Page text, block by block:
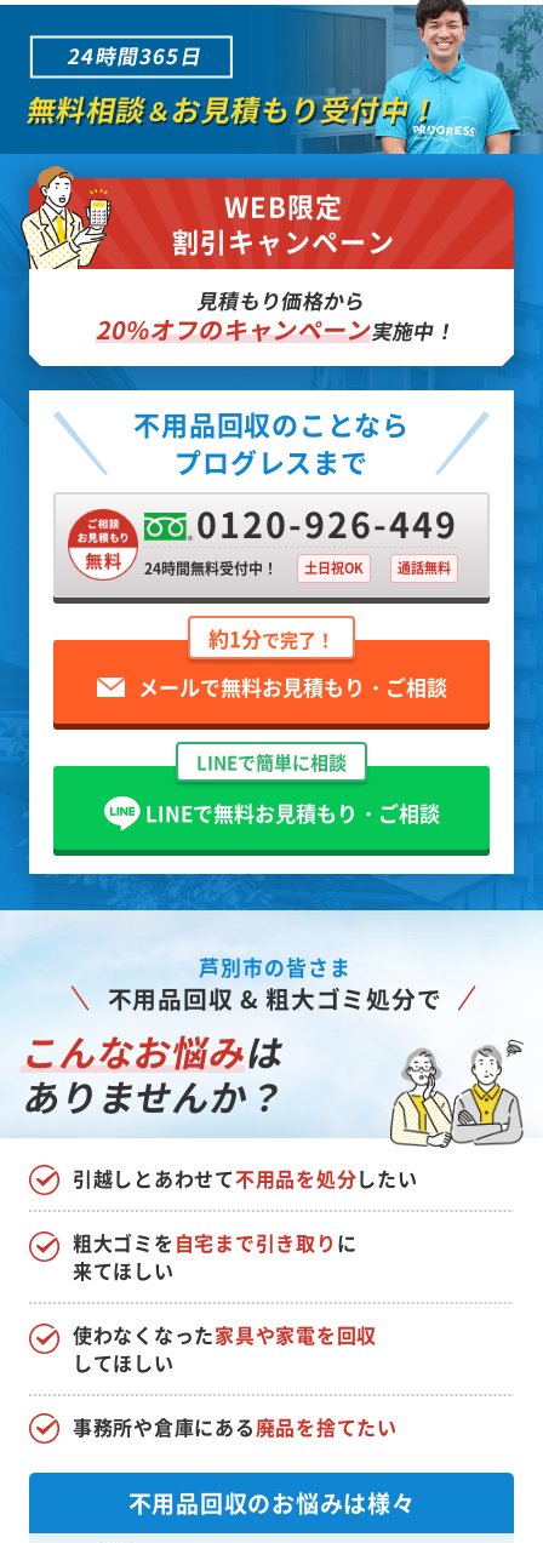
24時間365日
無料相談＆お見積もり受付中！
WEB限定
割引キャンペーン
見積もり価格から
20%オフのキャンペーン実施中！
不用品回収のことなら
プログレスまで
0120-926-449
24時間無料受付中！ 土日祝OK 通話無料
約1分で完了！
メールで無料お見積もり・ご相談
LINEで簡単に相談
LINEで無料お見積もり・ご相談
芦別市の皆さま
不用品回収 & 粗大ゴミ処分で
こんなお悩みは
ありませんか？
引越しとあわせて不用品を処分したい
使わなくなった家具や家電を回収
してほしい
粗大ゴミを自宅まで引き取り に
来てほしい
事務所や倉庫にある廃品を捨てたい
不用品回収のお悩みは様々